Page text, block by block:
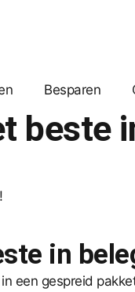
Besparen
beste
in
een gespreid